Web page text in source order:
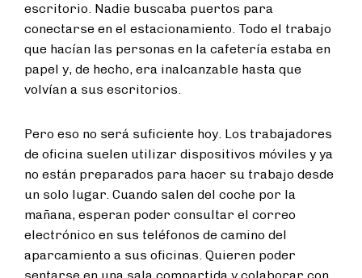
escritorio. Nadie buscaba puertos para
conectarse en el estacionamiento. Todo el trabajo
que hacían las personas en la cafetería estaba en
papel y, de hecho, era inalcanzable hasta que
volvían a sus escritorios.
Pero eso no será suficiente hoy. Los trabajadores
de oficina suelen utilizar dispositivos móviles y ya
no están preparados para hacer su trabajo desde
un solo lugar. Cuando salen del coche por la
mañana, esperan poder consultar el correo
electrónico en sus teléfonos de camino del
aparcamiento a sus oficinas. Quieren poder